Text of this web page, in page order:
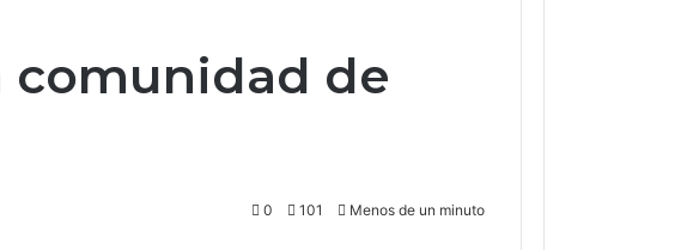
comunidad de
0 101 Menos de un minuto